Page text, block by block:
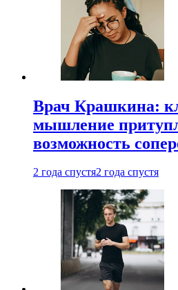
Врач Крашкина:
мышление
возможность
2 года спустя2 года спустя